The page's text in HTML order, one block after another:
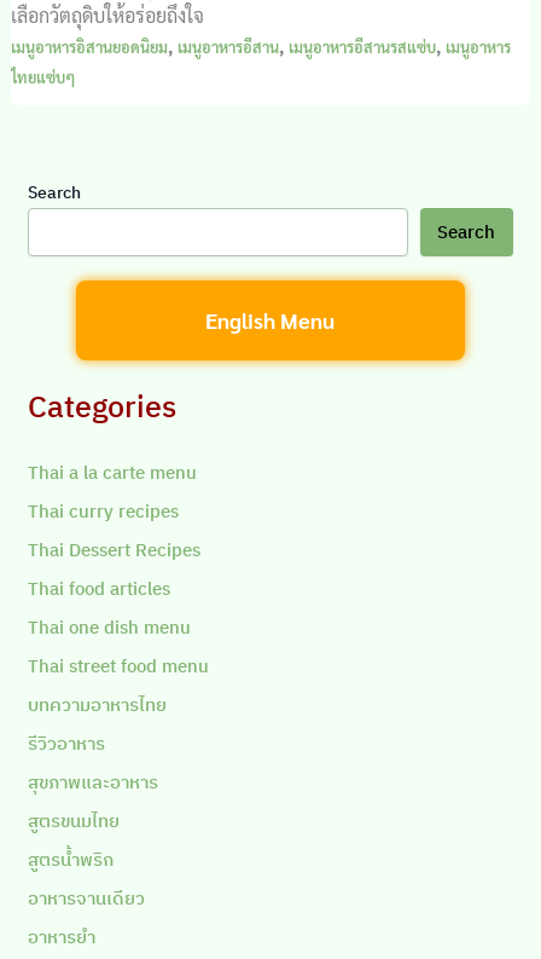
เลือกวัตถุดิบให้อร่อยถึงใจ
เมนูอาหารอิสานยอดนิยม, เมนูอาหารอีสาน, เมนูอาหารอีสานรสแซ่บ, เมนูอาหาร
ไทยแซ่บๆ
Search
Search
English Menu
Categories
Thai a la carte menu
Thai curry recipes
Thai Dessert Recipes
Thai food articles
Thai one dish menu
Thai street food menu
บทความอาหารไทย
รีวิวอาหาร
สุขภาพและอาหาร
สูตรขนมไทย
สูตรน้ำพริก
อาหารจานเดียว
อาหารยำ